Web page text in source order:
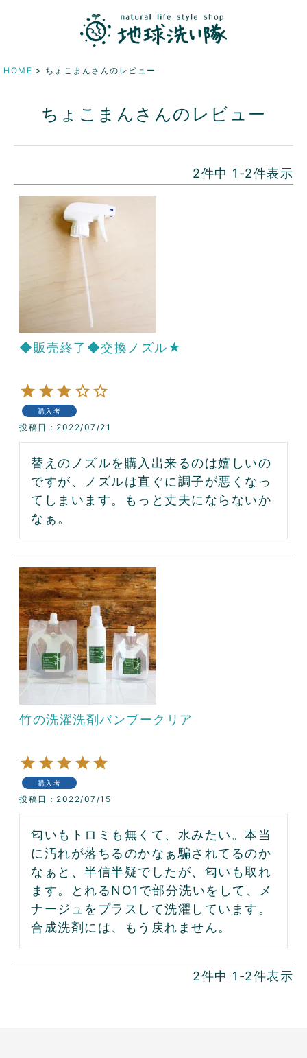
HOME ちょこまんさんのレビュー
ちょこまんさんのレビュー
2件中 1 -2件表示
◆販売終了◆交換ノズル★
購入者
投稿日 2022/07/21
替えのノズルを購入出来るのは嬉しいの
ですが、ノズルは直ぐに調子が悪くなっ
てしまいます。もっと丈夫にならないか
なぁ。
竹の洗濯洗剤バンブークリア
購入者
投稿日 2022/07/15
匂いもトロミも無くて、水みたい。本当
に汚れが落ちるのかなぁ騙されてるのか
なぁと、半信半疑でしたが、匂いも取れ
ます。とれるNO1で部分洗いをして、メ
ナージュをプラスして洗濯しています。
合成洗剤には、もう戻れません。
2件中 1 -2件表示